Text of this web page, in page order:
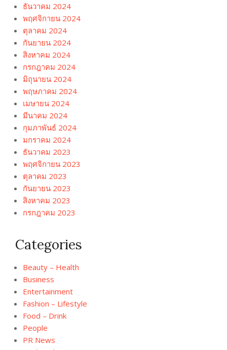
ธันวาคม 2024
พฤศจิกายน 2024
ตุลาคม 2024
กันยายน 2024
สิงหาคม 2024
กรกฎาคม 2024
มิถุนายน 2024
พฤษภาคม 2024
เมษายน 2024
มีนาคม 2024
กุมภาพันธ์ 2024
มกราคม 2024
ธันวาคม 2023
พฤศจิกายน 2023
ตุลาคม 2023
กันยายน 2023
สิงหาคม 2023
กรกฎาคม 2023
Categories
Beauty – Health
Business
Entertainment
Fashion – Lifestyle
Food – Drink
People
PR News